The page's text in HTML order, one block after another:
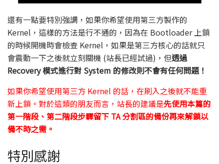
還有一點要特別強調，如果你希望使用第三方製作的
Kernel，這樣的方法是行不通的，因為在 Bootloader 上鎖
的時候開機時會檢查 Kernel，如果是第三方核心的話就只
會震動一下之後就立刻關機 (站長已經試過)，但透過
Recovery 模式進行對 System 的修改則不會有任何問題！
如果你希望使用第三方 Kernel 的話，在刷入之後就不能重
新上鎖。對於這類的朋友而言，站長的建議是先使用本篇的
第一階段、第二階段步驟留下 TA 分割區的備份再來解鎖以
備不時之需。
特別感謝